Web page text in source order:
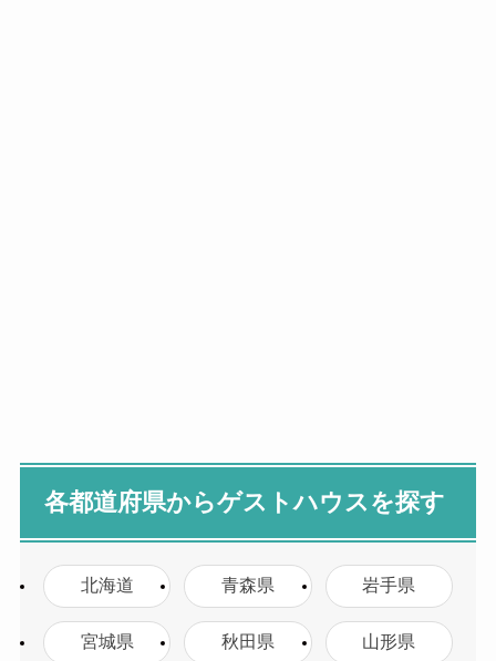
各都道府県からゲストハウスを探す
北海道 青森県 岩手県
宮城県 秋田県 山形県